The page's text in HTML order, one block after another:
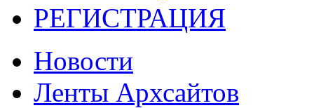
РЕГИСТРАЦИЯ
Новости
Ленты Архсайтов